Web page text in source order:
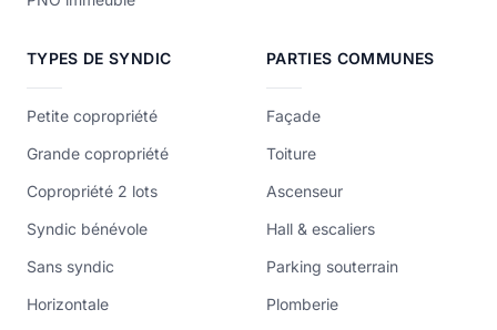
TYPES DE SYNDIC
Petite copropriété
Grande copropriété
Copropriété 2 lots
Syndic bénévole
Sans syndic
Horizontale
PARTIES COMMUNES
Façade
Toiture
Ascenseur
Hall & escaliers
Parking souterrain
Plomberie